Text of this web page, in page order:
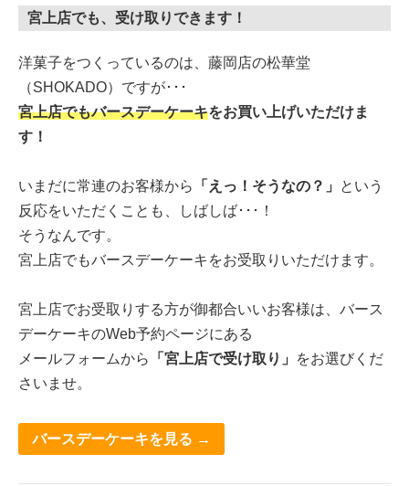
宮上店でも、受け取りできます！
洋菓子をつくっているのは、藤岡店の松華堂
（SHOKADO）ですが･･･
宮上店でもバースデーケーキをお買い上げいただけま
す！
いまだに常連のお客様から 「えっ！そうなの？」
という
反応をいただくことも、しばしば･･･！
そうなんです。
宮上店でもバースデーケーキをお受取りいただけます。
宮上店でお受取りする方が御都合いいお客様は、バース
デーケーキのWeb予約ページにある
メールフォームから
「宮上店で受け取り」
をお選びくだ
さいませ。
バースデーケーキを見る →